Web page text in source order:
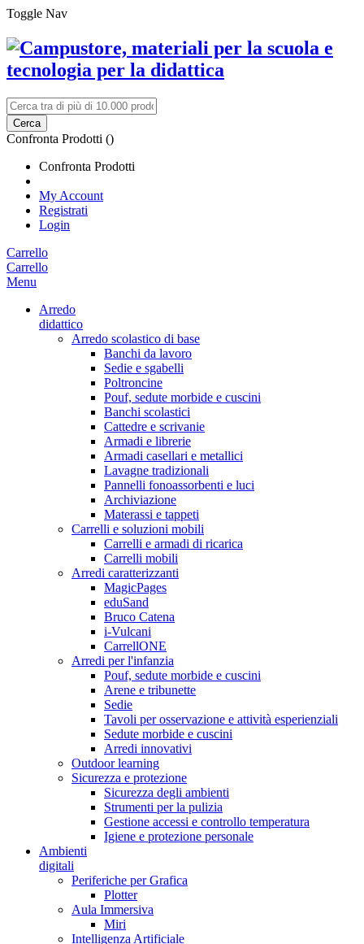
Toggle Nav
Cerca
Confronta Prodotti ()
Confronta Prodotti
My Account
Registrati
Login
Carrello
Carrello
Menu
Arredo
didattico
Arredo scolastico di base
Banchi da lavoro
Sedie e sgabelli
Poltroncine
Pouf, sedute morbide e cuscini
Banchi scolastici
Cattedre e scrivanie
Armadi e librerie
Armadi casellari e metallici
Lavagne tradizionali
Pannelli fonoassorbenti e luci
Archiviazione
Materassi e tappeti
Carrelli e soluzioni mobili
Carrelli e armadi di ricarica
Carrelli mobili
Arredi caratterizzanti
MagicPages
eduSand
Bruco Catena
i-Vulcani
CarrellONE
Arredi per l'infanzia
Pouf, sedute morbide e cuscini
Arene e tribunette
Sedie
Tavoli per osservazione e attività esperienziali
Sedute morbide e cuscini
Arredi innovativi
Outdoor learning
Sicurezza e protezione
Sicurezza degli ambienti
Strumenti per la pulizia
Gestione accessi e controllo temperatura
Igiene e protezione personale
Ambienti
digitali
Periferiche per Grafica
Plotter
Aula Immersiva
Miri
Intelligenza Artificiale